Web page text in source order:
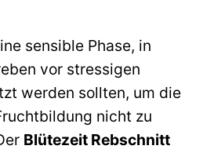
sensible Phase, in
vor stressigen
werden sollten, um die
nicht zu
Blütezeit Rebschnitt